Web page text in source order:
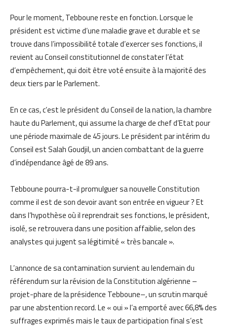
Pour le moment, Tebboune reste en fonction. Lorsque le
président est victime d’une maladie grave et durable et se
trouve dans l’impossibilité totale d’exercer ses fonctions, il
revient au Conseil constitutionnel de constater l’état
d’empêchement, qui doit être voté ensuite à la majorité des
deux tiers par le Parlement.
En ce cas, c’est le président du Conseil de la nation, la chambre
haute du Parlement, qui assume la charge de chef d’Etat pour
une période maximale de 45 jours. Le président par intérim du
Conseil est Salah Goudjil, un ancien combattant de la guerre
d’indépendance âgé de 89 ans.
Tebboune pourra-t-il promulguer sa nouvelle Constitution
comme il est de son devoir avant son entrée en vigueur ? Et
dans l’hypothèse où il reprendrait ses fonctions, le président,
isolé, se retrouvera dans une position affaiblie, selon des
analystes qui jugent sa légitimité « très bancale ».
L’annonce de sa contamination survient au lendemain du
référendum sur la révision de la Constitution algérienne –
projet-phare de la présidence Tebboune–, un scrutin marqué
par une abstention record. Le « oui » l’a emporté avec 66,8% des
suffrages exprimés mais le taux de participation final s’est